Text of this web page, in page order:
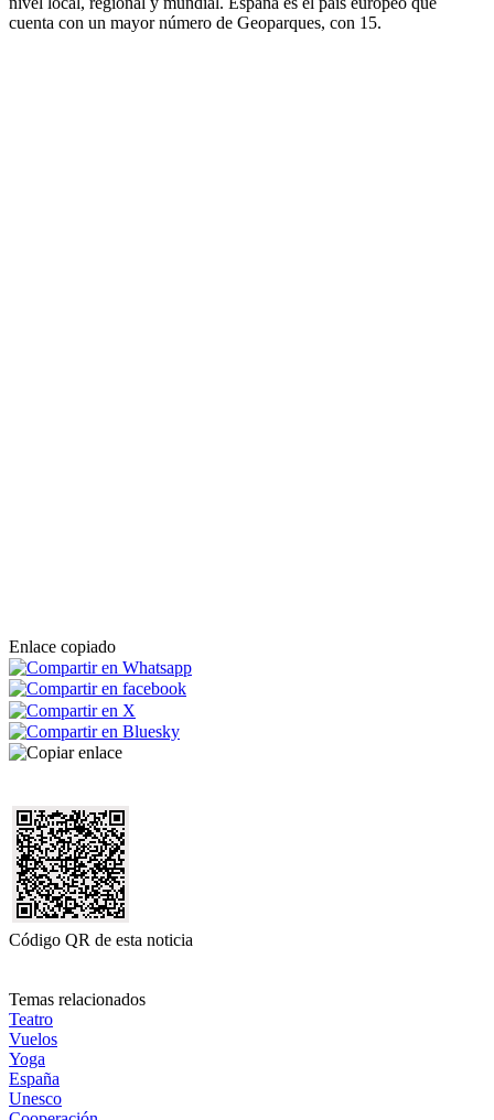
cuenta con un mayor número de Geoparques, con 15.
Enlace copiado
Código QR de esta noticia
Temas relacionados
Teatro
Vuelos
Yoga
España
Unesco